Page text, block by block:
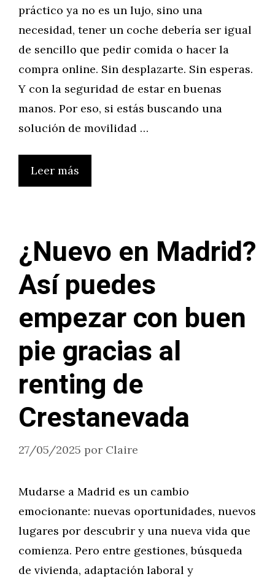
práctico ya no es un lujo, sino una
necesidad, tener un coche debería ser igual
de sencillo que pedir comida o hacer la
compra online. Sin desplazarte. Sin esperas.
Y con la seguridad de estar en buenas
manos. Por eso, si estás buscando una
solución de movilidad …
Leer más
¿Nuevo en Madrid?
Así puedes
empezar con buen
pie gracias al
renting de
Crestanevada
27/05/2025 por Claire
Mudarse a Madrid es un cambio
emocionante: nuevas oportunidades, nuevos
lugares por descubrir y una nueva vida que
comienza. Pero entre gestiones, búsqueda
de vivienda, adaptación laboral y